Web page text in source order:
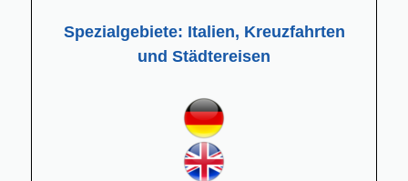
Spezialgebiete: Italien, Kreuzfahrten
und Städtereisen